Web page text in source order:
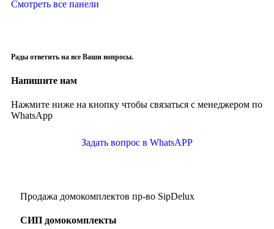
Смотреть все панели
Рады ответить на все Ваши вопросы.
Напишите нам
Нажмите ниже на кнопку чтобы связаться с менеджером по
WhatsApp
Задать вопрос в WhatsAPP
Продажа домокомплектов пр-во SipDelux
СИП домокомплекты